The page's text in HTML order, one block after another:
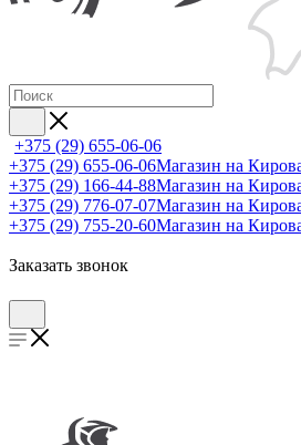
+375 (29) 655-06-06
+375 (29) 655-06-06Магазин на
+375 (29) 166-44-88Магазин на
+375 (29) 776-07-07Магазин на
+375 (29) 755-20-60Магазин на
Заказать звонок